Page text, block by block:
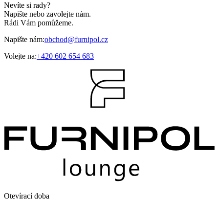
Nevíte si rady?
Napište nebo zavolejte nám.
Rádi Vám pomůžeme.
Napište nám:obchod@furnipol.cz
Volejte na:+420 602 654 683
Otevírací doba